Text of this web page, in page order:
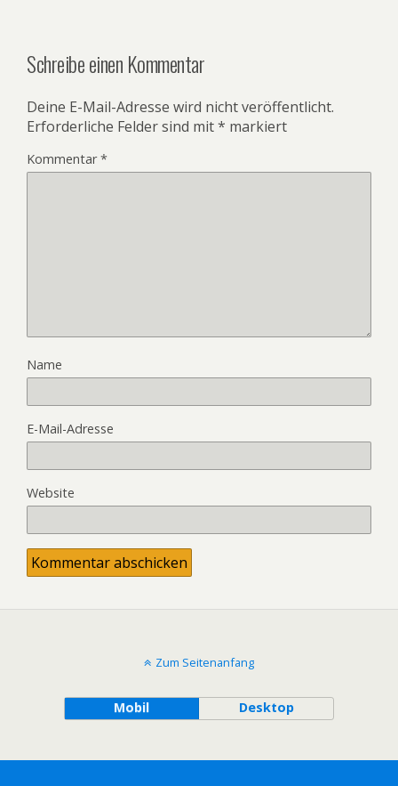
Schreibe einen Kommentar
Deine E-Mail-Adresse wird nicht veröffentlicht.
Erforderliche Felder sind mit* markiert
Kommentar*
Name
E-Mail-Adresse
Website
Zum Seitenanfang
Mobil Desktop